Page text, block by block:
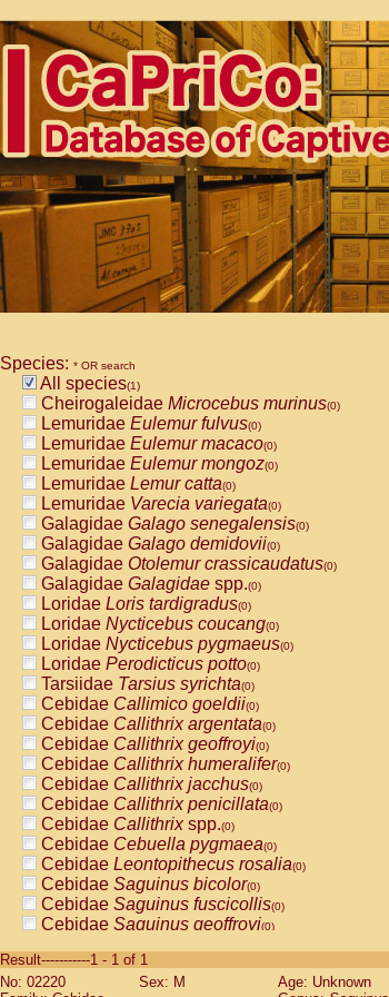
Species: * OR search
All species(1)
Cheirogaleidae Microcebus murinus(0)
Lemuridae Eulemur fulvus(0)
Lemuridae Eulemur macaco(0)
Lemuridae Eulemur mongoz(0)
Lemuridae Lemur catta(0)
Lemuridae Varecia variegata(0)
Galagidae Galago senegalensis(0)
Galagidae Galago demidovii(0)
Galagidae Otolemur crassicaudatus(0)
Galagidae Galagidae spp.(0)
Loridae Loris tardigradus(0)
Loridae Nycticebus coucang(0)
Loridae Nycticebus pygmaeus(0)
Loridae Perodicticus potto(0)
Tarsiidae Tarsius syrichta(0)
Cebidae Callimico goeldii(0)
Cebidae Callithrix argentata(0)
Cebidae Callithrix geoffroyi(0)
Cebidae Callithrix humeralifer(0)
Cebidae Callithrix jacchus(0)
Cebidae Callithrix penicillata(0)
Cebidae Callithrixspp.(0)
Cebidae Cebuella pygmaea(0)
Cebidae Leontopithecus rosalia(0)
Cebidae Saguinus bicolor(0)
Cebidae Saguinus fuscicollis(0)
Cebidae Saguinus geoffroyi(0)
CebidaeSaguinus labiatus(0)
Cebidae Saguinus leucopus (0)
Result-----------1 - 1 of 1
No: 02220
Sex: M
Age: Unknown